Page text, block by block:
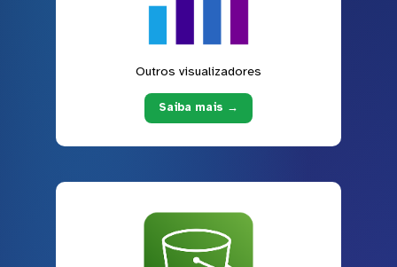
Outros visualizadores
Saiba mais →